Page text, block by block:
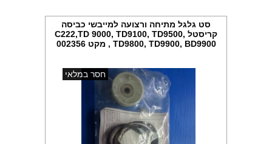
סט גלגל מתיחה ורצועה למייבשי כביסה
קריסטל C222,TD 9000, TD9100, TD9500,
TD9800, TD9900, BD9900 , מקט 002356
חסר במלאי